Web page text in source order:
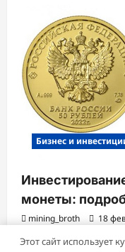
Бизнес и
монеты:
mining_broth 18
Этот сайт использует